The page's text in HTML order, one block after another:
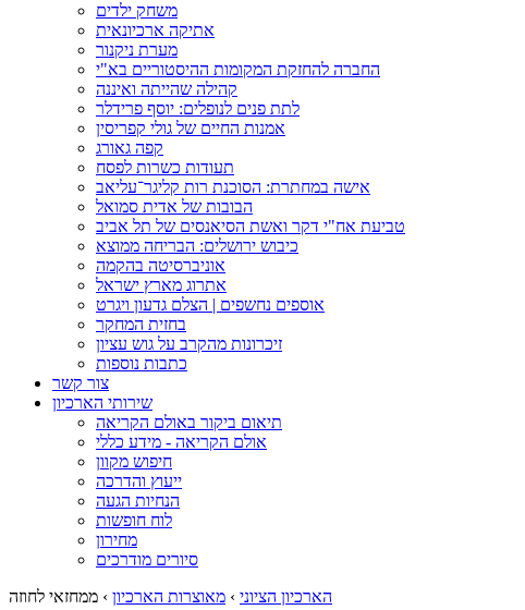
משחק ילדים
אתיקה ארכיונאית
מערת ניקנור
החברה להחזקת המקומות ההיסטוריים בא"י
קהילה שהייתה ואיננה
לתת פנים לנופלים: יוסף פרידלר
אמנות החיים של גולי קפריסין
קפה גאורג
תעודות כשרות לפסח
אישה במחתרת: הסוכנת רות קליגר־עליאב
הבובות של אדית סמואל
טביעת אח"י דקר ואשת הסיאנסים של תל אביב
כיבוש ירושלים: הבריחה ממוצא
אוניברסיטה בהקמה
אתרוג מארץ ישראל
אוספים נחשפים | הצלם גדעון ויגרט
בחזית המחקר
זיכרונות מהקרב על גוש עציון
כתבות נוספות
צור קשר
שירותי הארכיון
תיאום ביקור באולם הקריאה
אולם הקריאה - מידע כללי
חיפוש מקוון
ייעוץ והדרכה
הנחיות הגעה
לוח חופשות
מחירון
סיורים מודרכים
הארכיון הציוני › מאוצרות הארכיון › ממחזאי לחוזה